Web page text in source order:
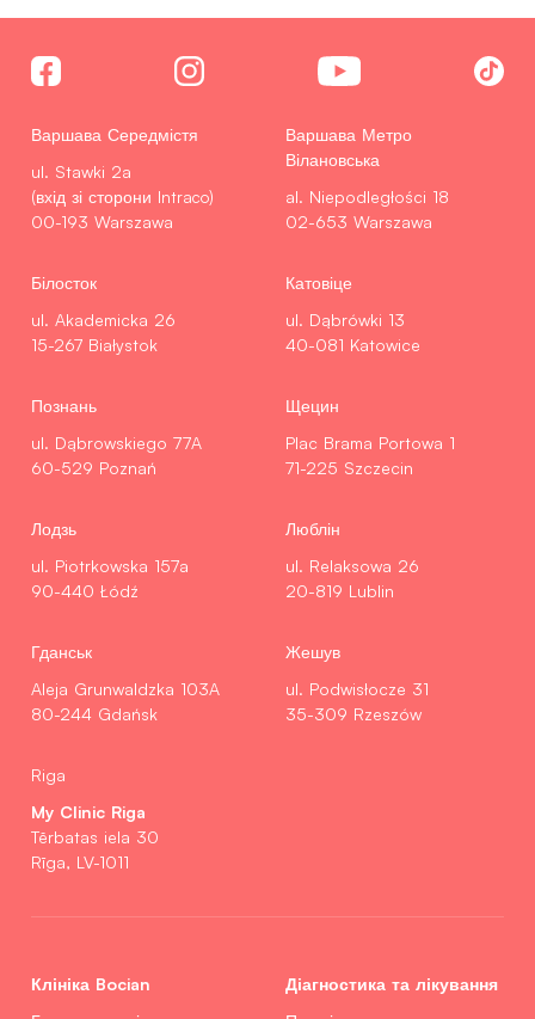
Варшава Середмістя
ul. Stawki 2a
(вхід зі сторони Intraco)
00-193 Warszawa
Варшава Метро
Вілановська
al. Niepodległości 18
02-653 Warszawa
Білосток
ul. Akademicka 26
15-267 Białystok
Катовіце
ul. Dąbrówki 13
40-081 Katowice
Познань
ul. Dąbrowskiego 77A
60-529 Poznań
Щецин
Plac Brama Portowa 1
71-225 Szczecin
Лодзь
ul. Piotrkowska 157a
90-440 Łódź
Люблін
ul. Relaksowa 26
20-819 Lublin
Гданськ
Aleja Grunwaldzka 103A
80-244 Gdańsk
Жешув
ul. Podwisłocze 31
35-309 Rzeszów
Riga
My Clinic Riga
Tērbatas iela 30
Rīga, LV-1011
Клініка Bocian Діагностика та лікування